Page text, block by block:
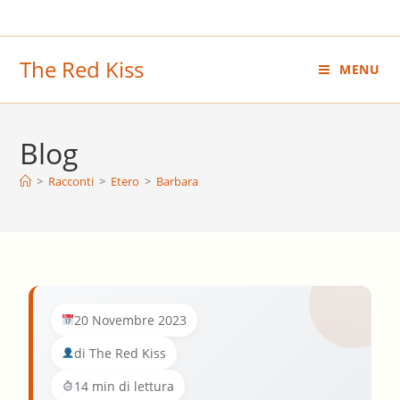
al
The Red Kiss MENU
Blog
> Racconti > Etero > Barbara
20 Novembre 2023
di The Red Kiss
14 min di lettura